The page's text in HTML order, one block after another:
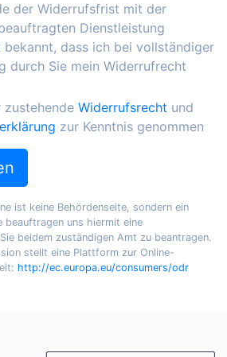
der Widerrufsfrist mit der
Dienstleistung
bekannt, dass ich bei vollständiger
durch Sie mein Widerrufrecht
zustehende Widerrufsrecht und
zur Kenntnis genommen
ist keine Behördenseite, sondern ein
beauftragen uns hiermit eine
beidem zuständigen Amt zu beantragen.
stellt eine Plattform zur Online-
http://ec.europa.eu/consumers/odr